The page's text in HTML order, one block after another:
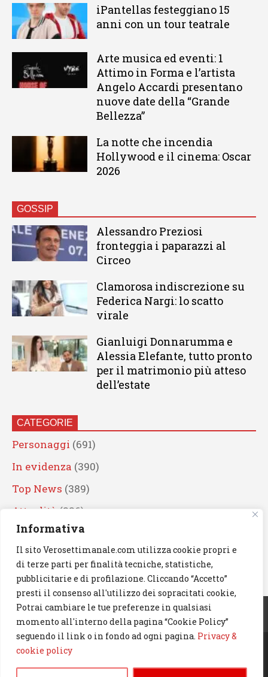
Informativa
Il sito Verosettimanale.com utilizza cookie propri e
di terze parti per finalità tecniche, statistiche,
pubblicitarie e di profilazione. Cliccando “Accetto”
presti il consenso all'utilizzo dei sopracitati cookie,
Potrai cambiare le tue preferenze in qualsiasi
momento all'interno della pagina “Cookie Policy”
seguendo il link o in fondo ad ogni pagina. Privacy &
cookie policy
iPantellas festeggiano 15
anni con un tour teatrale
Arte musica ed eventi: 1
Attimo in Forma e l’artista
Angelo Accardi presentano
nuove date della “Grande
Bellezza”
La notte che incendia
Hollywood e il cinema: Oscar
2026
GOSSIP
Alessandro Preziosi
fronteggia i paparazzi al
Circeo
Clamorosa indiscrezione su
Federica Nargi: lo scatto
virale
Gianluigi Donnarumma e
Alessia Elefante, tutto pronto
per il matrimonio più atteso
dell’estate
CATEGORIE
Personaggi (691)
In evidenza (390)
Top News (389)
Attualità (336)
Eventi(330)
Artisti (241)
News(239)
Cerca
© 2023 Verosettimanale.com. All rights reserved.